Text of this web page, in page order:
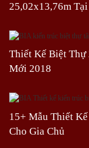
25,02x13,76m
Thiết Kế Biệt
Mới 2018
15+ Mẫu Thiết
Cho Gia Chủ